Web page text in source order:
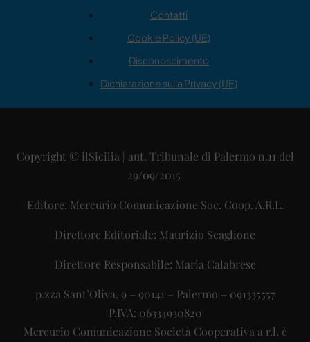
Contatti
Cookie Policy (UE)
Disconoscimento
Dichiarazione sulla Privacy (UE)
Copyright © ilSicilia | aut. Tribunale di Palermo n.11 del
29/09/2015
Editore: Mercurio Comunicazione Soc. Coop. A.R.L.
Direttore Editoriale: Maurizio Scaglione
Direttore Responsabile: Maria Calabrese
p.zza Sant’Oliva, 9 – 90141 – Palermo – 091335557
P.IVA: 06334930820
Mercurio Comunicazione Società Cooperativa a r.l. è